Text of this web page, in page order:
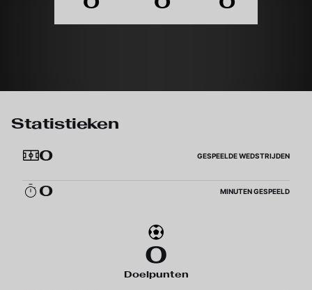
Statistieken
0
GESPEELDE WEDSTRIJDEN
0 MINUTEN GESPEELD
0
Doelpunten